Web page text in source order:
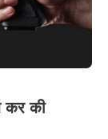
कर की